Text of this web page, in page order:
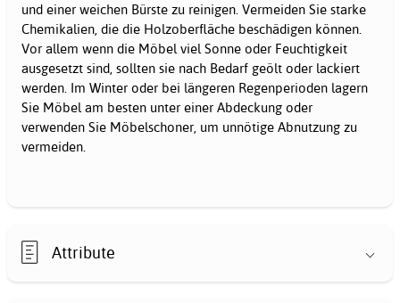
und einer weichen Bürste zu reinigen. Vermeiden Sie starke
Chemikalien, die die Holzoberfläche beschädigen können.
Vor allem wenn die Möbel viel Sonne oder Feuchtigkeit
ausgesetzt sind, sollten sie nach Bedarf geölt oder lackiert
werden. Im Winter oder bei längeren Regenperioden lagern
Sie Möbel am besten unter einer Abdeckung oder
verwenden Sie Möbelschoner, um unnötige Abnutzung zu
vermeiden.
Attribute